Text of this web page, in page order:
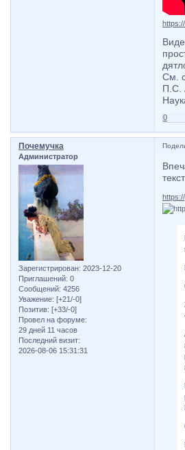
См.
П.С.
0
Почемучка
Администратор
Зарегистрирован: 2023-12-20
Приглашений: 0
Сообщений: 4256
Уважение: [+21/-0]
Позитив: [+33/-0]
Провел на форуме:
29 дней 11 часов
Последний визит:
2026-08-06 15:31:31